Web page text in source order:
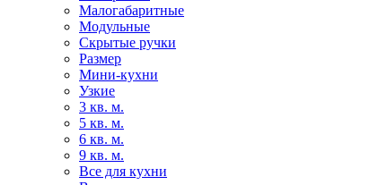
Малогабаритные
Модульные
Скрытые ручки
Размер
Мини-кухни
Узкие
3 кв. м.
5 кв. м.
6 кв. м.
9 кв. м.
Все для кухни